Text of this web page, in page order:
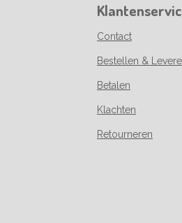
Contact
Bestellen &
Betalen
Klachten
Retourneren